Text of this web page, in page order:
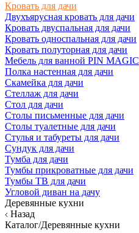
Кровать для дачи
Двухъярусная кровать для дачи
Кровать двуспальная для дачи
Кровать односпальная для дачи
Кровать полуторная для дачи
Мебель для ванной PIN MAGIC
Полка настенная для дачи
Скамейка для дачи
Стеллаж для дачи
Стол для дачи
Столы письменные для дачи
Столы туалетные для дачи
Стулья и табуреты для дачи
Сундук для дачи
Тумба для дачи
Тумбы прикроватные для дачи
Тумбы ТВ для дачи
Угловой диван на дачу
Деревянные кухни
Назад
Каталог/Деревянные кухни